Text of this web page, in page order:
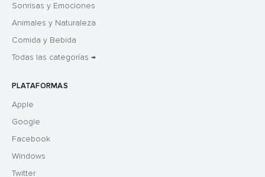
Sonrisas y Emociones
Animales y Naturaleza
Comida y Bebida
Todas las categorías →
PLATAFORMAS
Apple
Google
Facebook
Windows
Twitter